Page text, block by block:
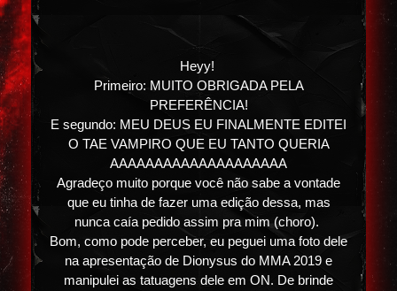
Heyy!
Primeiro: MUITO OBRIGADA PELA
PREFERÊNCIA!
E segundo: MEU DEUS EU FINALMENTE EDITEI
O TAE VAMPIRO QUE EU TANTO QUERIA
AAAAAAAAAAAAAAAAAAAA
Agradeço muito porque você não sabe a vontade
que eu tinha de fazer uma edição dessa, mas
nunca caía pedido assim pra mim (choro).
Bom, como pode perceber, eu peguei uma foto dele
na apresentação de Dionysus do MMA 2019 e
manipulei as tatuagens dele em ON. De brinde